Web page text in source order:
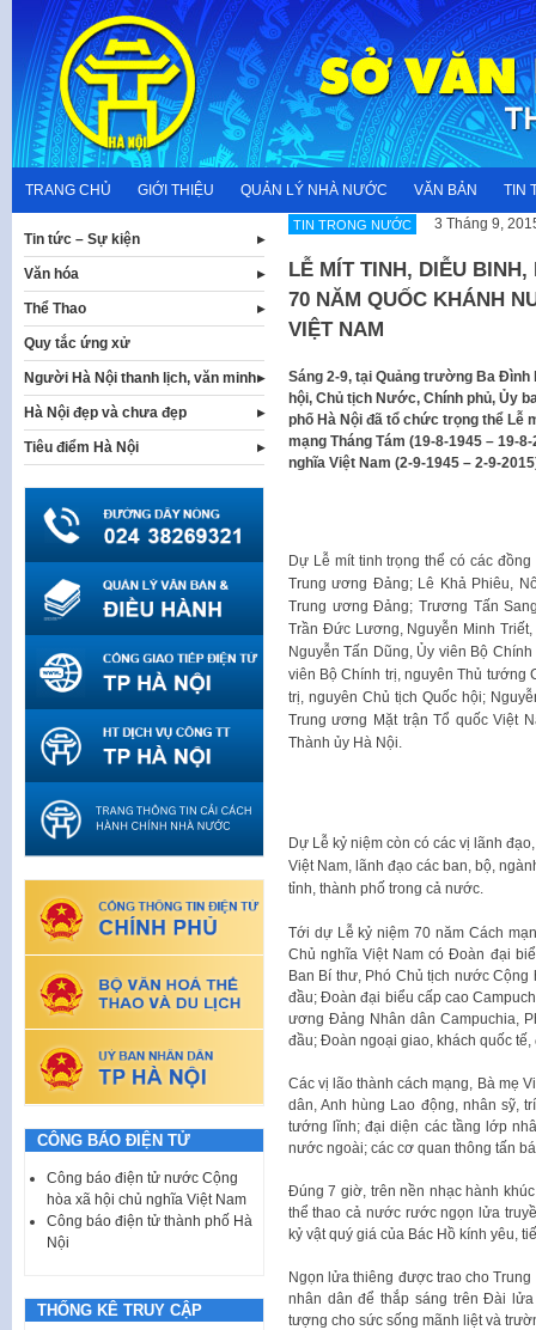
content
TRANG CHỦ GIỚI THIỆU QUẢN LÝ NHÀ NƯỚC VĂN BẢN TIN
TIN TRONG NƯỚC 3 Tháng 9,
LỄ MÍT TINH, DIỄU
70 NĂM QUỐC KHÁNH
VIỆT NAM
​Sáng 2-9, tại Quảng trường Ba
hội, Chủ tịch Nước, Chính phủ, Ủy
phố Hà Nội đã tổ chức trọng thể Lễ
mạng Tháng Tám (19-8-1945 – 19-
nghĩa Việt Nam (2-9-1945 – 2-9-
Dự Lễ mít tinh trọng thể có các
Trung ương Đảng; Lê Khả Phiêu,
Trung ương Đảng; Trương Tấn
Trần Đức Lương, Nguyễn Minh
Nguyễn Tấn Dũng, Ủy viên Bộ
viên Bộ Chính trị, nguyên Thủ tướng
trị, nguyên Chủ tịch Quốc hội;
Trung ương Mặt trận Tổ quốc Việt
Thành ủy Hà Nội.
Dự Lễ kỷ niệm còn có các vị lãnh
Việt Nam, lãnh đạo các ban, bộ,
tỉnh, thành phố trong cả nước.
Tới dự Lễ kỷ niệm 70 năm Cách
Chủ nghĩa Việt Nam có Đoàn đại
Ban Bí thư, Phó Chủ tịch nước
đầu; Đoàn đại biểu cấp cao
ương Đảng Nhân dân Campuchia,
đầu; Đoàn ngoại giao, khách quốc
Các vị lão thành cách mạng, Bà mẹ
dân, Anh hùng Lao động, nhân sỹ,
tướng lĩnh; đại diện các tầng lớp
nước ngoài; các cơ quan thông tấn
Đúng 7 giờ, trên nền nhạc hành
thể thao cả nước rước ngọn lửa
kỷ vật quý giá của Bác Hồ kính yêu,
Ngọn lửa thiêng được trao cho
nhân dân để thắp sáng trên Đài
tượng cho sức sống mãnh liệt và
Tin tức – Sự kiện
Văn hóa
Thể Thao
Quy tắc ứng xử
Người Hà Nội thanh lịch, văn minh
Hà Nội đẹp và chưa đẹp
Tiêu điểm Hà Nội
CÔNG BÁO ĐIỆN TỬ
Công báo điện tử nước Cộng
hòa xã hội chủ nghĩa Việt Nam
Công báo điện tử thành phố Hà
Nội
THỐNG KÊ TRUY CẬP